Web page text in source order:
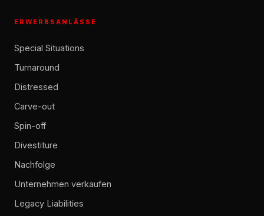
ERWERBSANLÄSSE
Special Situations
Turnaround
Distressed
Carve-out
Spin-off
Divestiture
Nachfolge
Unternehmen verkaufen
Legacy Liabilities